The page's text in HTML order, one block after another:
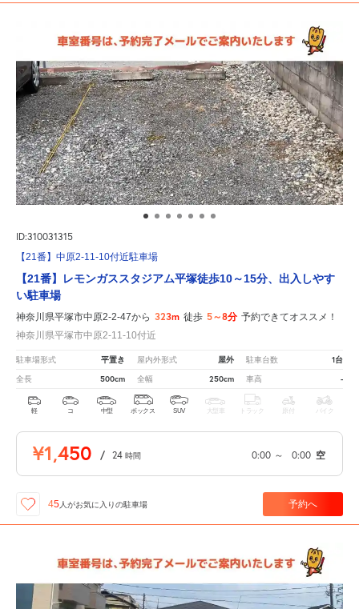
ID:310031315
【21番】中原2-11-10付近駐車場
【21番】レモンガススタジアム平塚徒歩10～15分、出入しやす
い駐車場
神奈川県平塚市中原2-2-47から 323m 徒歩 5～8分 予約できてオススメ！
神奈川県平塚市中原2-11-10付近
駐車場形式 平置き 屋内外形式 屋外 駐車台数 1台
全長 500cm 全幅 250cm 車高 -
軽 コ 中型 ボックス SUV 大型車 トラック 原付 バイク
¥1,450 / 24 時間 0:00 ～ 0:00 空
45人がお気に入りの駐車場 予約へ